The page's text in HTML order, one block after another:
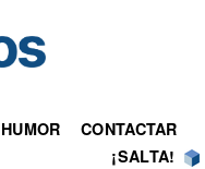
HUMOR
CONTACTAR
¡SALTA!